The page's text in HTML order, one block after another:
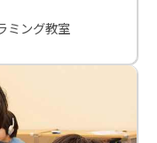
ミング教室